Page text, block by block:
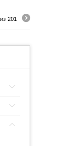
из 201